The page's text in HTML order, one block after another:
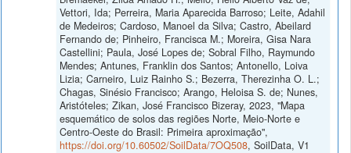
Vettori, Ida; Perreira, Maria Aparecida Barroso; Leite, Adahil
de Medeiros; Cardoso, Manoel da Silva; Castro, Abeilard
Fernando de; Pinheiro, Francisca M.; Moreira, Gisa Nara
Castellini; Paula, José Lopes de; Sobral Filho, Raymundo
Mendes; Antunes, Franklin dos Santos; Antonello, Loiva
Lizia; Carneiro, Luiz Rainho S.; Bezerra, Therezinha O. L.;
Chagas, Sinésio Francisco; Arango, Heloisa S. de; Nunes,
Aristóteles; Zikan, José Francisco Bizeray, 2023, "Mapa
esquemático de solos das regiões Norte, Meio-Norte e
Centro-Oeste do Brasil: Primeira aproximação",
https://doi.org/10.60502/SoilData/7OQ508, SoilData, V1